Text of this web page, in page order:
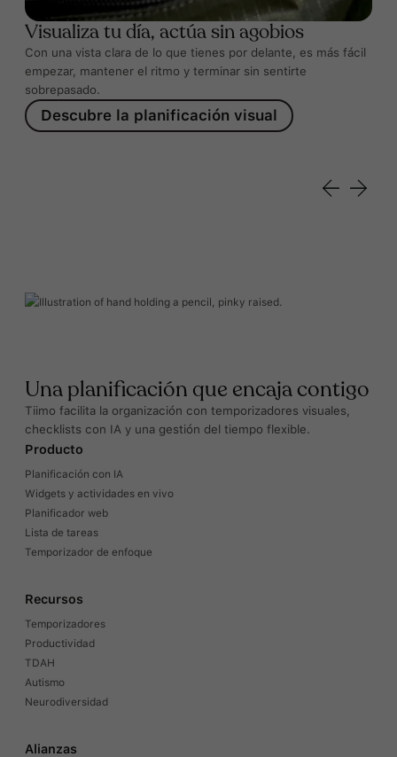
Visualiza tu día, actúa sin agobios
Con una vista clara de lo que tienes por delante, es más fácil
empezar, mantener el ritmo y terminar sin sentirte
sobrepasado.
Descubre la planificación visual
Una planificación que encaja contigo
Tiimo facilita la organización con temporizadores visuales,
checklists con IA y una gestión del tiempo flexible.
Producto
Planificación con IA
Widgets y actividades en vivo
Planificador web
Lista de tareas
Temporizador de enfoque
Recursos
Temporizadores
Productividad
TDAH
Autismo
Neurodiversidad
Alianzas